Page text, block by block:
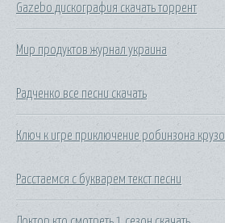
Gazebo дискография скачать торрент
Мир продуктов журнал украина
Радченко все песни скачать
Ключ к игре приключение робинзона крузо
Расстаемся с букварем текст песни